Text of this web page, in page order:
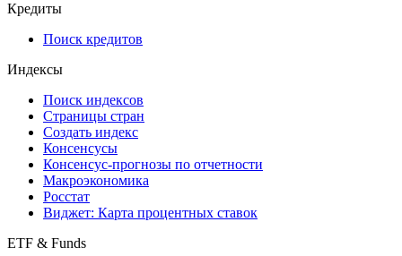
Кредиты
Поиск кредитов
Индексы
Поиск индексов
Страницы стран
Создать индекс
Консенсусы
Консенсус-прогнозы по отчетности
Макроэкономика
Росстат
Виджет: Карта процентных ставок
ETF & Funds